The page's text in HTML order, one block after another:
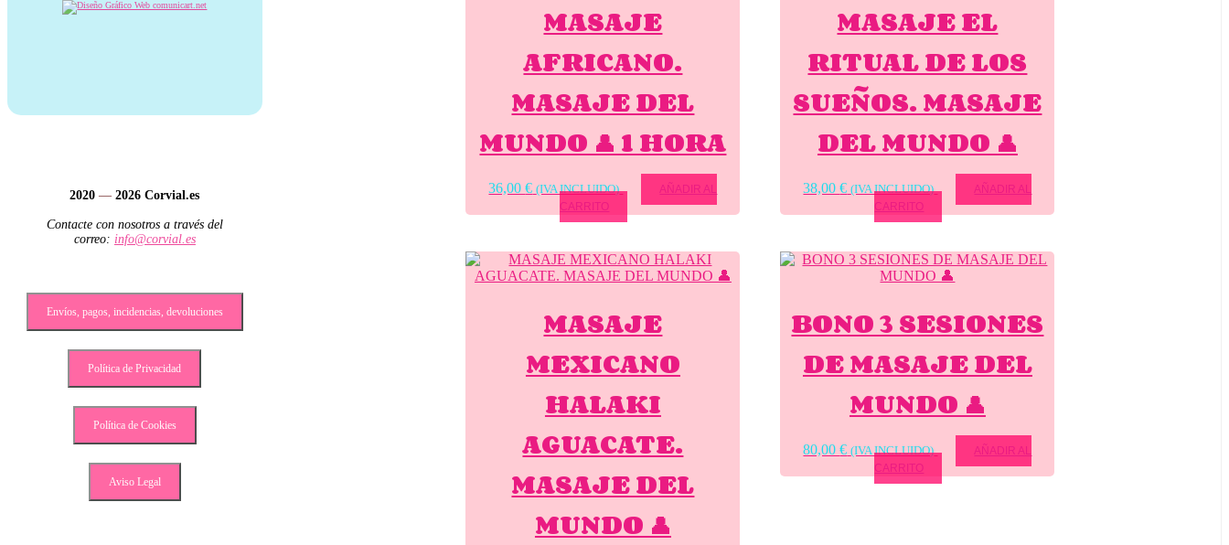
MASAJE
AFRICANO.
MASAJE DEL
MUNDO 👤 1 HORA
36,00€ (IVA INCLUIDO)
AÑADIR AL
CARRITO
MASAJE EL
RITUAL DE LOS
SUEÑOS. MASAJE
DEL MUNDO 👤
38,00€ (IVA INCLUIDO)
AÑADIR AL
CARRITO
MASAJE
MEXICANO
HALAKI
AGUACATE.
MASAJE DEL
MUNDO 👤
BONO 3 SESIONES
DE MASAJE DEL
MUNDO 👤
80,00€ (IVA INCLUIDO)
AÑADIR AL
CARRITO
2020— 2026 Corvial.es
Contacte con nosotros a través del
correo: info@corvial.es
Envíos, pagos, incidencias, devoluciones
Política de Privacidad
Política de Cookies
Aviso Legal